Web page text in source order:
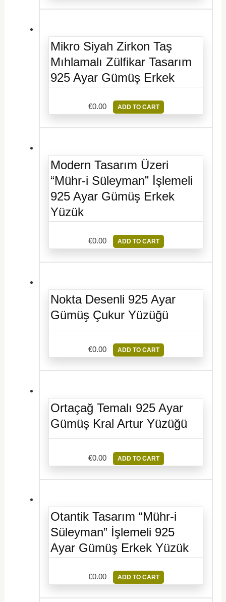
Mikro Siyah Zirkon Taş
Mıhlamalı Zülfikar Tasarım
925 Ayar Gümüş Erkek
€0.00 ADD TO CART
Modern Tasarım Üzeri
“Mühr-i Süleyman” İşlemeli
925 Ayar Gümüş Erkek
Yüzük
€0.00 ADD TO CART
Nokta Desenli 925 Ayar
Gümüş Çukur Yüzüğü
€0.00 ADD TO CART
Ortaçağ Temalı 925 Ayar
Gümüş Kral Artur Yüzüğü
€0.00 ADD TO CART
Otantik Tasarım “Mühr-i
Süleyman” İşlemeli 925
Ayar Gümüş Erkek Yüzük
€0.00 ADD TO CART